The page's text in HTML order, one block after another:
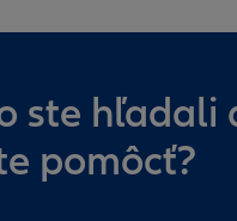
ste hľadali
pomôcť?